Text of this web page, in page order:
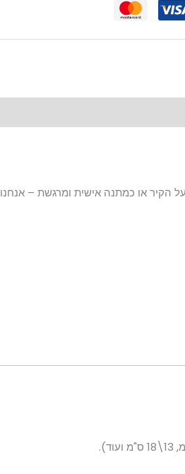
הקיר או כמתנה אישית ומרגשת – אנחנו
13\18 ס"מ ועוד).